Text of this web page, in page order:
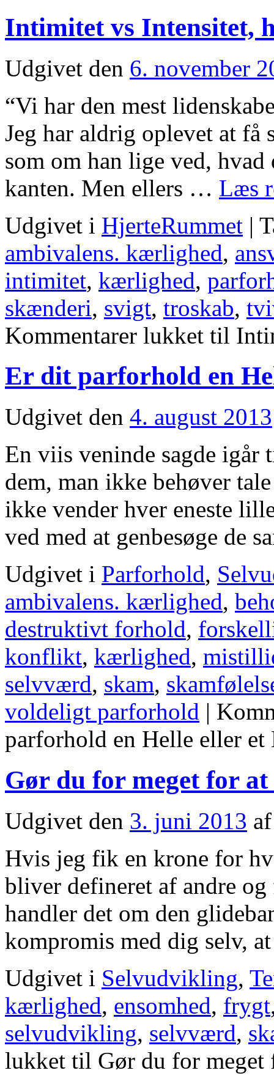
Intimitet vs Intensitet,
Udgivet den 6. november
“Vi har den mest
Jeg har aldrig oplevet at få
som om han lige ved,
kanten. Men ellers … Læs
Udgivet i HjerteRummet |
ambivalens. kærlighed,
intimitet, kærlighed,
skænderi, svigt, troskab,
Kommentarer lukket til
Er dit parforhold en
Udgivet den 4. august 2013
En viis veninde sagde igår
dem, man ikke behøver
ikke vender hver eneste
ved med at genbesøge de
Udgivet i Parforhold,
ambivalens. kærlighed,
destruktivt forhold,
konflikt, kærlighed,
selvværd, skam,
voldeligt parforhold |
parforhold en Helle eller et
Gør du for meget for
Udgivet den 3. juni 2013 af
Hvis jeg fik en krone for
bliver defineret af andre
handler det om den
kompromis med dig selv,
Udgivet i Selvudvikling,
kærlighed, ensomhed, frygt
selvudvikling, selvværd,
lukket til Gør du for meget